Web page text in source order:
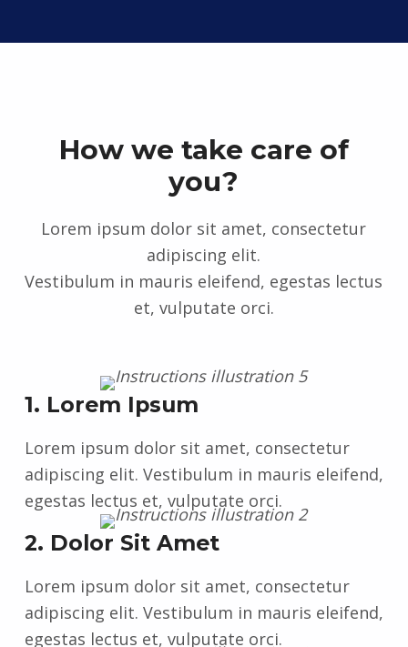
How we take care of
you?
Lorem ipsum dolor sit amet, consectetur
adipiscing elit.
Vestibulum in mauris eleifend, egestas lectus
et, vulputate orci.
1. Lorem Ipsum
Lorem ipsum dolor sit amet, consectetur
adipiscing elit. Vestibulum in mauris eleifend,
egestas lectus et, vulputate orci.
2. Dolor Sit Amet
Lorem ipsum dolor sit amet, consectetur
adipiscing elit. Vestibulum in mauris eleifend,
egestas lectus et, vulputate orci.